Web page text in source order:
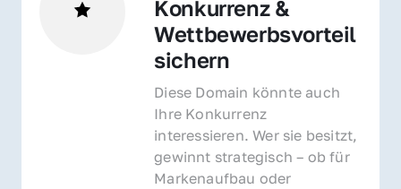
Konkurrenz &
Wettbewerbsvorteil
sichern
Diese Domain könnte auch
Ihre Konkurrenz
interessieren. Wer sie besitzt,
gewinnt strategisch – ob für
Markenaufbau oder